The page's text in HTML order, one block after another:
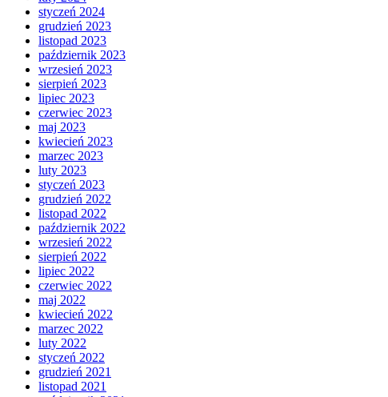
styczeń 2024
grudzień 2023
listopad 2023
październik 2023
wrzesień 2023
sierpień 2023
lipiec 2023
czerwiec 2023
maj 2023
kwiecień 2023
marzec 2023
luty 2023
styczeń 2023
grudzień 2022
listopad 2022
październik 2022
wrzesień 2022
sierpień 2022
lipiec 2022
czerwiec 2022
maj 2022
kwiecień 2022
marzec 2022
luty 2022
styczeń 2022
grudzień 2021
listopad 2021